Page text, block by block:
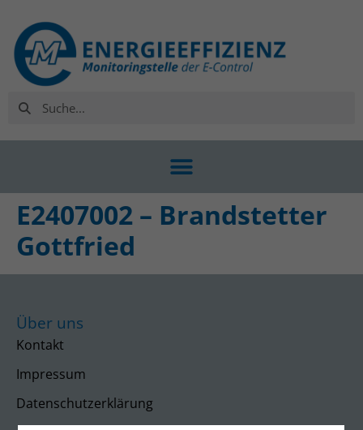
E2407002 – Brandstetter
Gottfried
Über uns
Kontakt
Impressum
Datenschutzerklärung